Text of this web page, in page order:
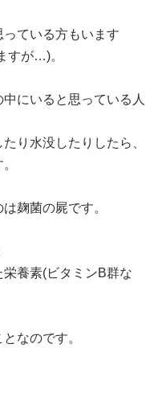
ている方もいます
すが…)。
にいると思っている人
り水没したりしたら、
麹菌の屍です。
養素(ビタミンB群な
なのです。